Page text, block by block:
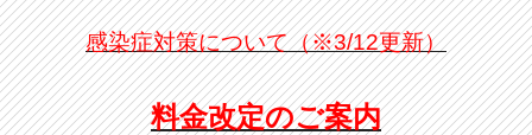
感染症対策について（※3/12更新）
料金改定のご案内